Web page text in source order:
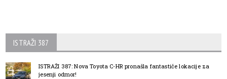
ISTRAŽI 387
ISTRAŽI 387: Nova Toyota C-HR pronašla fantastiče lokacije za
jesenji odmor!